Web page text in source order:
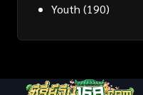
Youth (190)